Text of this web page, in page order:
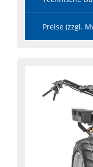
Preise (zzgl.